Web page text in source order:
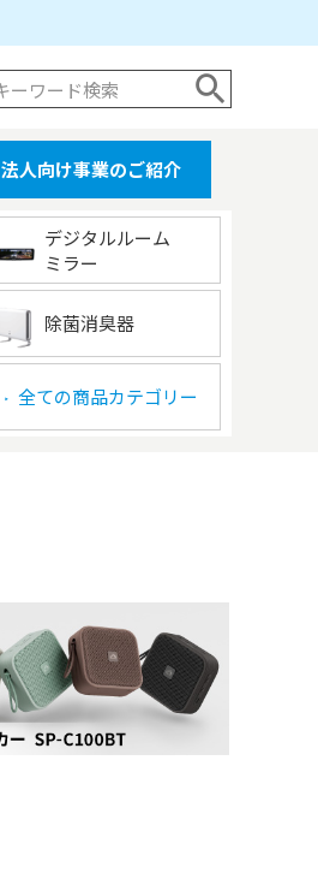
法人向け事業のご紹介
デジタルルーム
ミラー
除菌消臭器
▶ 全ての商品カテゴリー